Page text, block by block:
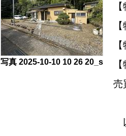
写真 2025-10-10 10 26 20_s
売